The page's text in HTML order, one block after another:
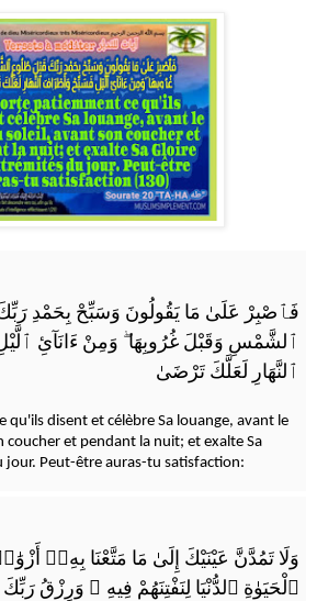
فَٱصْبِرْ عَلَىٰ مَا يَقُولُونَ وَسَبِّحْ بِحَمْدِ
ٱلشَّمْسِ وَقَبْلَ غُرُوبِهَاۖ وَمِنْ ءَانَآئِ
ٱلنَّهَارِ لَعَلَّكَ تَرْضَىٰ
qu'ils disent et célèbre Sa louange, avant le
coucher et pendant la nuit; et exalte Sa
jour. Peut-être auras-tu satisfaction:
وَلَا تَمُدَّنَّ عَيْنَيْكَ إِلَىٰ مَا مَتَّعْنَا بِهِۦٓ
ٱلْحَيَوٰةِ ٱلدُّنْيَا لِنَفْتِنَهُمْ فِيهِ ۚ وَرِزْقُ